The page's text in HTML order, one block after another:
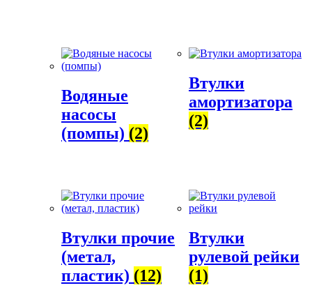
Водяные
насосы
(помпы) (2)
Втулки
амортизатора
(2)
Втулки прочие
(метал,
пластик) (12)
Втулки
рулевой рейки
(1)